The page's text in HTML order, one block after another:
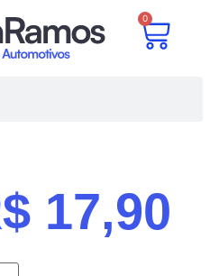
0
17,90